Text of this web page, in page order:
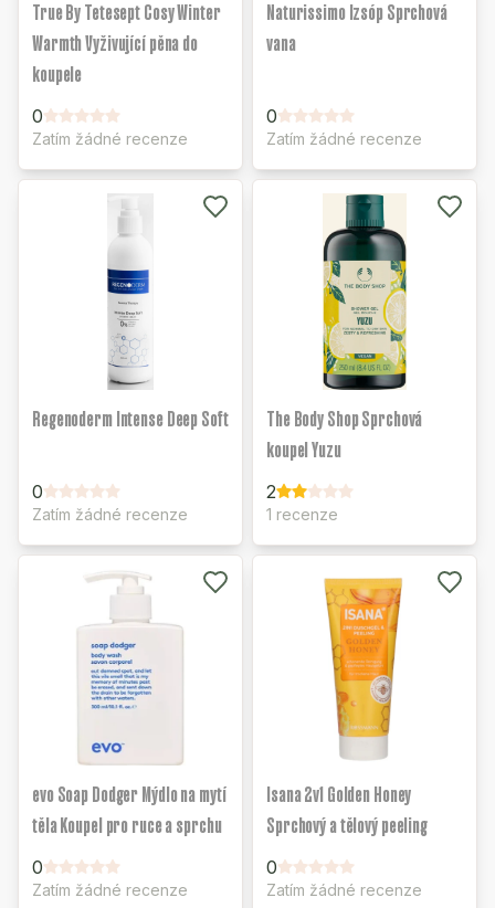
True By Tetesept Cosy Winter
Warmth Vyživující pěna do
koupele
0
Zatím žádné recenze
Naturissimo Izsóp Sprchová
vana
0
Zatím žádné recenze
Regenoderm Intense Deep Soft
0
Zatím žádné recenze
The Body Shop Sprchová
koupel Yuzu
2
1 recenze
evo Soap Dodger Mýdlo na mytí
těla Koupel pro ruce a sprchu
0
Zatím žádné recenze
Isana 2v1 Golden Honey
Sprchový a tělový peeling
0
Zatím žádné recenze